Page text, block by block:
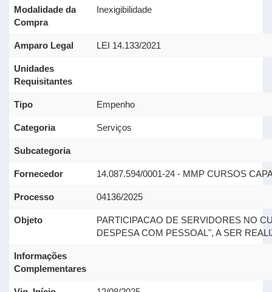
Modalidade da
Compra
Inexigibilidade
Amparo Legal LEI 14.133/2021
Unidades
Requisitantes
Tipo Empenho
Categoria Serviços
Subcategoria
Fornecedor 14.087.594/0001-24 - MMP CURSOS
Processo 04136/2025
Objeto
PARTICIPACAO DE SERVIDORES NO
DESPESA COM PESSOAL", A SER
Informações
Complementares